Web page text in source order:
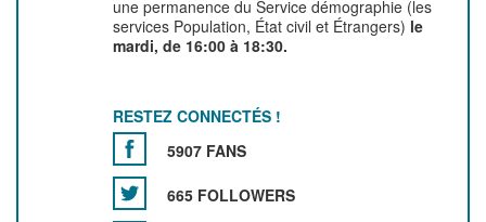
une permanence du Service démographie (les
services Population, État civil et Étrangers) le
mardi, de 16:00 à 18:30.
RESTEZ CONNECTÉS !
5907 FANS
665 FOLLOWERS